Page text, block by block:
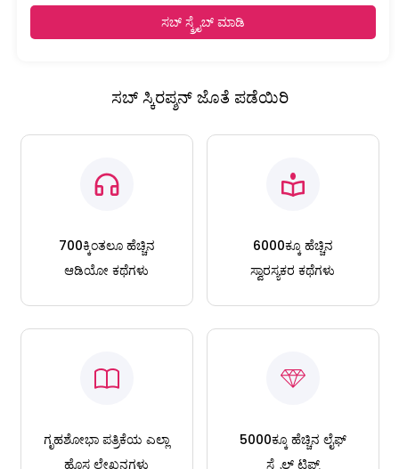
ಸಬ್ ಸ್ಕ್ರೈಬ್ ಮಾಡಿ
ಸಬ್ ಸ್ಕಿರಪ್ಶನ್ ಜೊತೆ ಪಡೆಯಿರಿ
700ಕ್ಕಿಂತಲೂ ಹೆಚ್ಚಿನ
ಆಡಿಯೋ ಕಥೆಗಳು
6000ಕ್ಕೂ ಹೆಚ್ಚಿನ
ಸ್ವಾರಸ್ಯಕರ ಕಥೆಗಳು
ಗೃಹಶೋಭಾ ಪತ್ರಿಕೆಯ ಎಲ್ಲಾ
ಹೊಸ ಲೇಖನಗಳು
5000ಕ್ಕೂ ಹೆಚ್ಚಿನ ಲೈಫ್
ಸ್ಟೈಲ್ ಟಿಪ್ಸ್